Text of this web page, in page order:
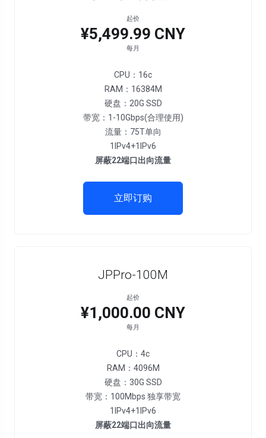
起价
¥5,499.99 CNY
每月
CPU：16c
RAM：16384M
硬盘：20G SSD
带宽：1-10Gbps(合理使用)
流量：75T单向
1IPv4+1IPv6
屏蔽22端口出向流量
立即订购
JPPro-100M
起价
¥1,000.00 CNY
每月
CPU：4c
RAM：4096M
硬盘：30G SSD
带宽：100Mbps 独享带宽
1IPv4+1IPv6
屏蔽22端口出向流量